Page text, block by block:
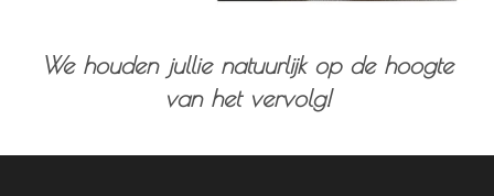
We houden jullie natuurlijk op de hoogte
van het vervolg!